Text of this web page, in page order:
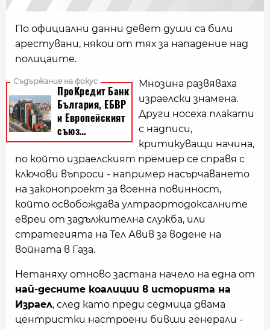
По официални данни девет души са били
арестувани, някои от тях за нападение над
полицаите.
Мнозина развяваха
израелски знамена.
Други носеха плакати
с надписи,
критикуващи начина,
по който израелският премиер се справя с
ключови въпроси - например насърчаването
на законопроект за военна повинност,
който освобождава ултраортодоксалните
евреи от задължителна служба, или
стратегията на Тел Авив за водене на
войната в Газа.
Нетаняху отново застана начело на една от
най-десните коалиции в историята на
Израел, след като преди седмица двама
центристки настроени бивши генерали -